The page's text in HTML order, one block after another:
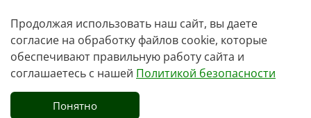
Контакты
+7 991 222 0197
Whatsapp
opt@ekipsale.ru
Продолжая использовать наш сайт, вы даете
согласие на обработку файлов cookie, которые
обеспечивают правильную работу сайта и
соглашаетесь с нашей Политикой безопасности
Понятно